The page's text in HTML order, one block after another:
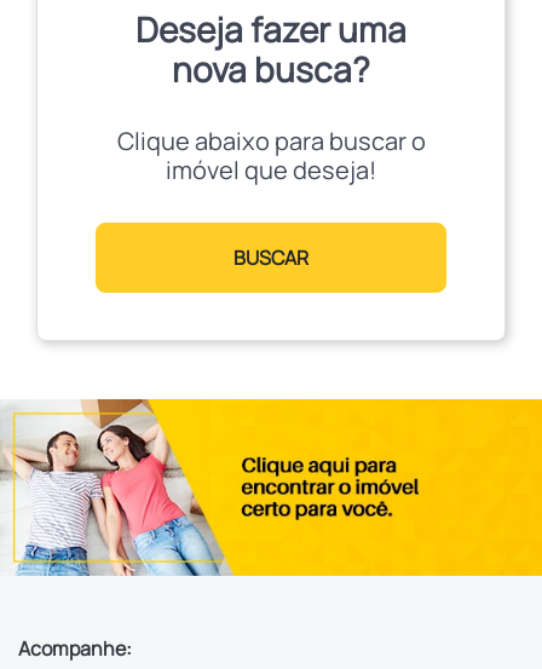
Deseja fazer uma
nova busca?
Clique abaixo para buscar o
imóvel que deseja!
BUSCAR
Acompanhe: